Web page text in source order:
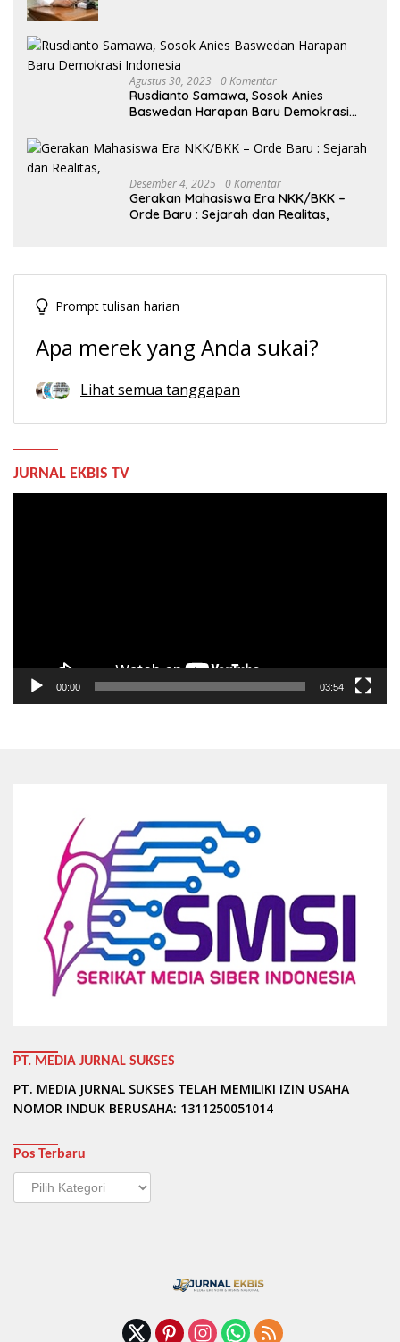
Agustus 30, 2023 0 Komentar
Rusdianto Samawa, Sosok Anies
Baswedan Harapan Baru Demokrasi
Desember 4, 2025 0 Komentar
Gerakan Mahasiswa Era NKK/BKK –
Orde Baru : Sejarah dan Realitas,
Prompt tulisan harian
Apa merek yang Anda sukai?
Lihat semua tanggapan
JURNAL EKBIS TV
00:00 03:54
PT. MEDIA JURNAL SUKSES
PT. MEDIA JURNAL SUKSES TELAH MEMILIKI IZIN USAHA
NOMOR INDUK BERUSAHA: 1311250051014
Pos Terbaru
Pos
Terbaru